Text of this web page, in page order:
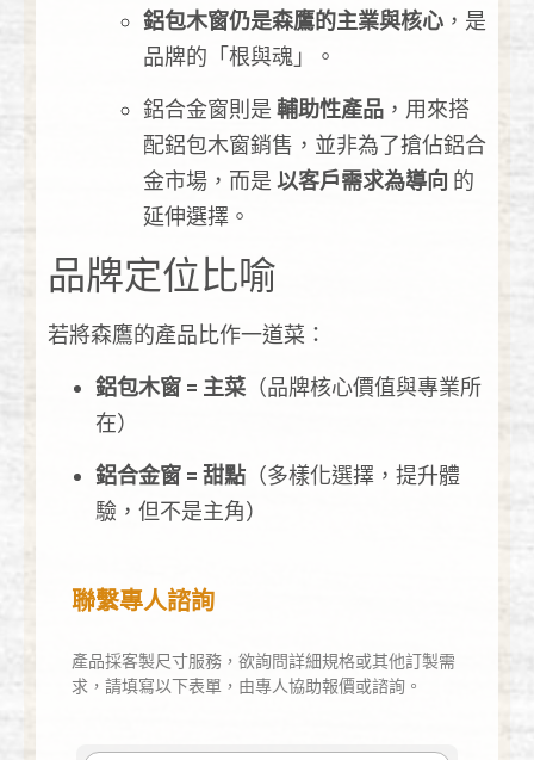
鋁包木窗仍是森鷹的主業與核心 ，是
品牌的「根與魂」。
鋁合金窗則是 輔助性產品 ，用來搭
配鋁包木窗銷售，並非為了搶佔鋁合
金市場，而是 以客戶需求為導向 的
延伸選擇。
品牌定位比喻
若將森鷹的產品比作一道菜：
鋁包木窗 = 主菜 （品牌核心價值與專業所
在）
鋁合金窗 = 甜點 （多樣化選擇，提升體
驗，但不是主角）
聯繫專人諮詢
產品採客製尺寸服務，欲詢問詳細規格或其他訂製需
求，請填寫以下表單，由專人協助報價或諮詢。